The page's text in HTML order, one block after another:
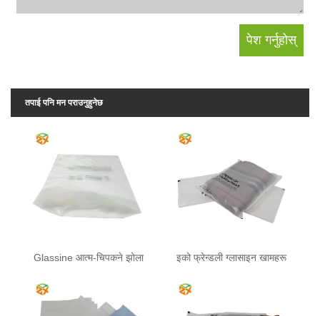
तपाई पनि मन पराउनुहुनेछ
Glassine आत्म-चिपकने झोला इको फ्रेन्डली ग्लासाइन खामहरू